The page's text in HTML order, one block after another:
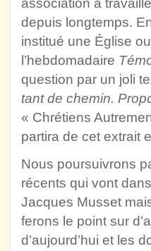
association a
depuis longtemps.
institué une Église
l’hebdomadaire
question par un joli
tant de chemin.
« Chrétiens
partira de cet extrait
Nous poursuivrons
récents qui vont
Jacques Musset
ferons le point sur
d’aujourd’hui et les